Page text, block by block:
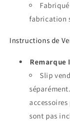
fabrication
Instructions de
Slip
sont pas